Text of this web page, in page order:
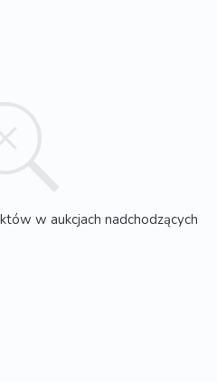
w aukcjach nadchodzących